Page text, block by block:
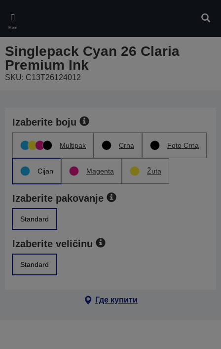
main
content
Meni
Singlepack Cyan 26 Claria
Premium Ink
SKU: C13T26124012
Izaberite boju
Multipak Crna Foto Crna
Cijan Magenta Žuta
Izaberite pakovanje
Standard
Izaberite veličinu
Standard
Где купити